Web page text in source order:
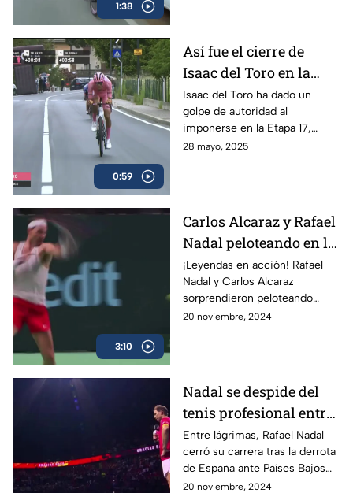
1:38
0:59
Así fue el cierre de
Isaac del Toro en la
Etapa 17 del Giro de
Italia
Isaac del Toro ha dado un
golpe de autoridad al
imponerse en la Etapa 17,
consolidándose como líder de
28 mayo, 2025
3:10
Carlos Alcaraz y Rafael
Nadal peloteando en la
Copa Davis
¡Leyendas en acción! Rafael
Nadal y Carlos Alcaraz
sorprendieron peloteando
juntos en la Copa Davis
20 noviembre, 2024
Nadal se despide del
tenis profesional entre
lágrimas
Entre lágrimas, Rafael Nadal
cerró su carrera tras la derrota
de España ante Países Bajos
en la Copa Davis, dejando un
20 noviembre, 2024